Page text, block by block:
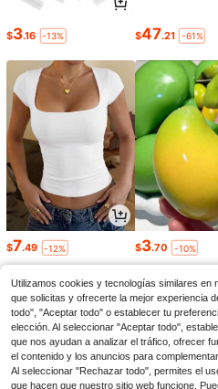
$3.16 -13% $47.21 -61%
$7.49 -12% $3.70 -10%
Utilizamos cookies y tecnologías similares en
que solicitas y ofrecerte la mejor experiencia
todo", "Aceptar todo" o establecer tu
elección. Al seleccionar "Aceptar todo",
que nos ayudan a analizar el tráfico, ofrecer
el contenido y los anuncios para
Al seleccionar "Rechazar todo", permites el
que hacen que nuestro sitio web funcione.